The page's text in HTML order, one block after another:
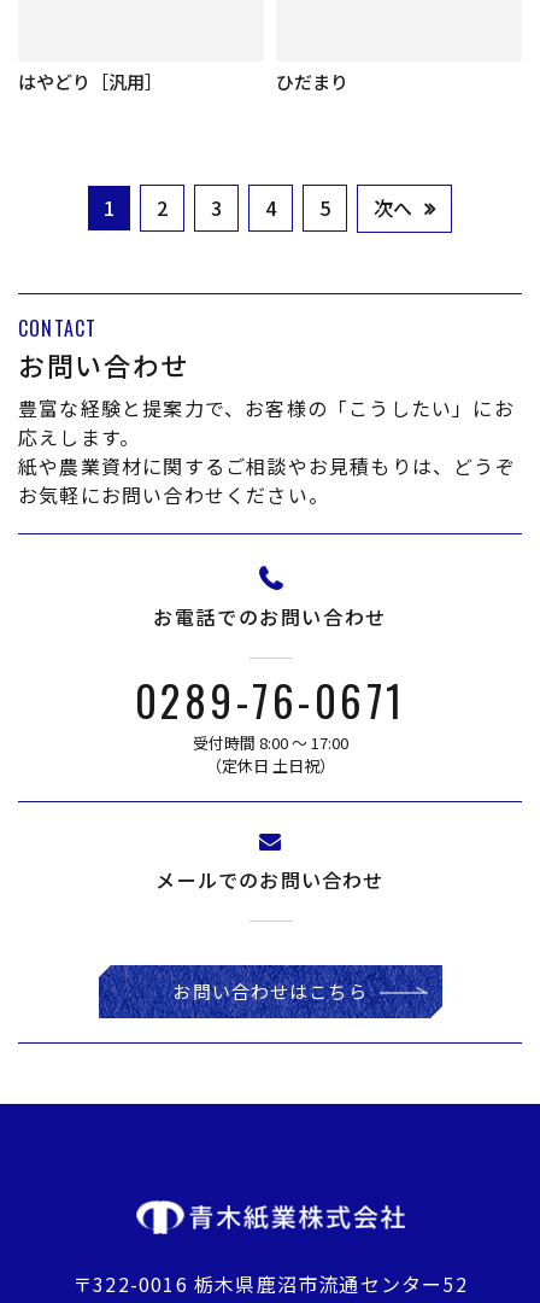
はやどり［汎用］ ひだまり
1 2 3 4 5 次へ
CONTACT
お問い合わせ
豊富な経験と提案力で、お客様の「こうしたい」にお
応えします。
紙や農業資材に関するご相談やお見積もりは、どうぞ
お気軽にお問い合わせください。
お電話でのお問い合わせ
0289-76-0671
受付時間 8:00 〜 17:00
​​​​​​​（定休日 土日祝）
メールでのお問い合わせ
お問い合わせはこちら
〒322-0016 栃木県鹿沼市流通センター52